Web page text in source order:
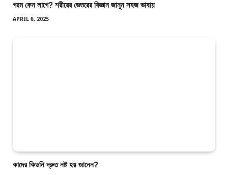
গরম কেন লাগে? শরীরের ভেতরের বিজ্ঞান জানুন সহজ ভাষায়
APRIL 6, 2025
কাদের কিডনি দ্রুত নষ্ট হয় জানেন?